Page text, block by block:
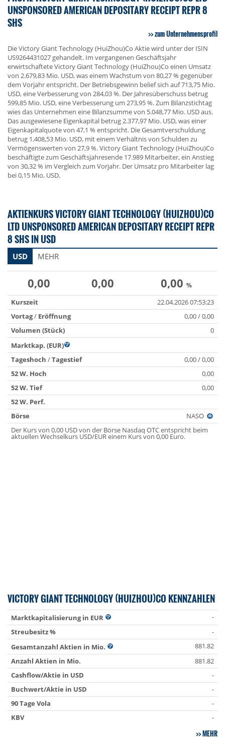
UNSPONSORED AMERICAN DEPOSITARY RECEIPT REPR 8
SHS
zum Unternehmensprofil
Die Victory Giant Technology (HuiZhou)Co Aktie wird unter der ISIN
US9264431027 gehandelt. Im vergangenen Geschäftsjahr
erwirtschaftete Victory Giant Technology (HuiZhou)Co einen Umsatz
von 2.679,83 Mio. USD, was einem Wachstum von 80,27 % gegenüber
dem Vorjahr entspricht. Der Betriebsgewinn belief sich auf 713,75 Mio.
USD, eine Verbesserung von 284,03 %. Der Jahresüberschuss betrug
599,85 Mio. USD, eine Verbesserung um 273,95 %. Zum Bilanzstichtag
wies das Unternehmen eine Bilanzsumme von 5.048,77 Mio. USD aus.
Das ausgewiesene Eigenkapital betrug 2.377,97 Mio. USD, was einer
Eigenkapitalquote von 47,1 % entspricht. Die Gesamtverschuldung
betrug 1.408,53 Mio. USD, mit einem Verhältnis von Schulden zu
Vermögenswerten von 27,9 %. Victory Giant Technology (HuiZhou)Co
beschäftigte zum Geschäftsjahresende 17.989 Mitarbeiter, ein Anstieg
von 30,32 % im Vergleich zum Vorjahr. Der Umsatz pro Mitarbeiter lag
bei 0,15 Mio. USD.
AKTIENKURS VICTORY GIANT TECHNOLOGY (HUIZHOU)CO
LTD UNSPONSORED AMERICAN DEPOSITARY RECEIPT REPR
8 SHS IN USD
USD MEHR
0,00 0,00 0,00 %
Kurszeit
22.04.2026 07:53:23
Vortag/ Eröffnung
0,00 / 0,00
Volumen (Stück)
0
Marktkap. (EUR)
Tageshoch /Tagestief
0,00 / 0,00
52 W. Hoch
0,00
52 W. Tief
0,00
52 W. Perf.
Börse
NASO
Der Kurs von 0,00 USD von der Börse Nasdaq OTC entspricht beim
aktuellen Wechselkurs USD/EUR einem Kurs von 0,00 Euro.
VICTORY GIANT TECHNOLOGY (HUIZHOU)CO KENNZAHLEN
Marktkapitalisierung in EUR
-
Streubesitz %
-
Gesamtanzahl Aktien in Mio.
881.82
Anzahl Aktien in Mio.
881.82
Cashflow/Aktie in USD
-
Buchwert/Aktie in USD
-
90 Tage Vola
-
KBV
-
MEHR